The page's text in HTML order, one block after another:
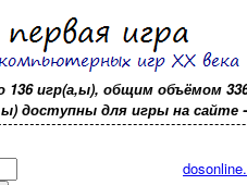
136 игр(а,ы), общим объёмом
доступны для игры на сайте